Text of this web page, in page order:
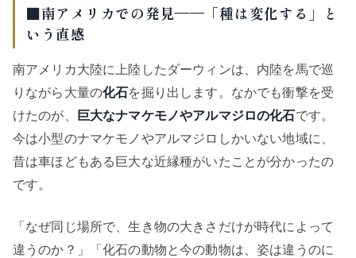
■南アメリカでの発見——「種は変化する」と
いう直感
南アメリカ大陸に上陸したダーウィンは、内陸を馬で巡
りながら大量の化石を掘り出します。なかでも衝撃を受
けたのが、
巨大なナマケモノやアルマジロの化石です。
今は小型のナマケモノやアルマジロしかいない地域に、
昔は車ほどもある巨大な近縁種がいたことが分かったの
です。
「なぜ同じ場所で、生き物の大きさだけが時代によって
違うのか？」「化石の動物と今の動物は、姿は違うのに